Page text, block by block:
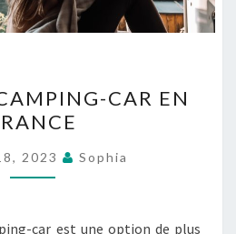
UN
CAMPING-
CAR
EN
CAR EN
2023 Sophia
car est une option de plus